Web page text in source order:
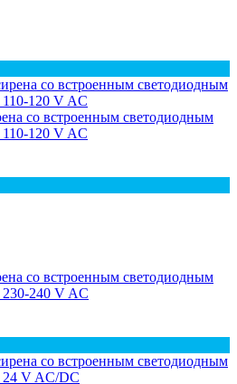
со встроенным светодиодным
120 V AC
со встроенным светодиодным
240 V AC